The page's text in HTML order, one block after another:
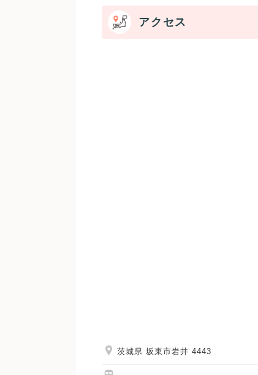
アクセス
茨城県 坂東市岩井 4443